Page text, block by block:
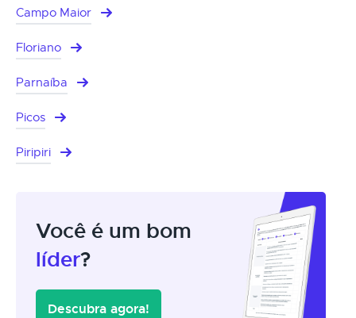
Campo Maior
Floriano
Parnaíba
Picos
Piripiri
Você é um bom
líder?
Descubra agora!